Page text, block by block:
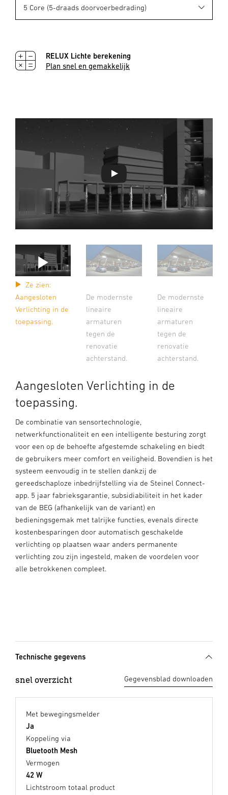
RELUX Lichte berekening
Plan snel en gemakkelijk
Ze zien:
Aangesloten
Verlichting in de
toepassing.
De modernste
lineaire
armaturen
tegen de
renovatie
achterstand.
De modernste
lineaire
armaturen
tegen de
renovatie
achterstand.
Aangesloten Verlichting in de
toepassing.
De combinatie van sensortechnologie,
netwerkfunctionaliteit en een intelligente besturing zorgt
voor een op de behoefte afgestemde schakeling en biedt
de gebruikers meer comfort en veiligheid. Bovendien is het
systeem eenvoudig in te stellen dankzij de
gereedschaploze inbedrijfstelling via de Steinel Connect-
app. 5 jaar fabrieksgarantie, subsidiabiliteit in het kader
van de BEG (afhankelijk van de variant) en
bedieningsgemak met talrijke functies, evenals directe
kostenbesparingen door automatisch geschakelde
verlichting op plaatsen waar anders permanente
verlichting zou zijn ingesteld, maken de voordelen voor
alle betrokkenen compleet.
Technische gegevens
snel overzicht Gegevensblad downloaden
Met bewegingsmelder
Ja
Koppeling via
Bluetooth Mesh
Vermogen
42 W
Lichtstroom totaal product